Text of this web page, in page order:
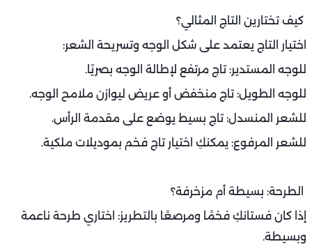
كيف تختارين التاج المثالي؟
اختيار التاج يعتمد على شكل الوجه وتسريحة الشعر:
للوجه المستدير: تاج مرتفع لإطالة الوجه بصريًا.
للوجه الطويل: تاج منخفض أو عريض ليوازن ملامح الوجه.
للشعر المنسدل: تاج بسيط يوضع على مقدمة الرأس.
للشعر المرفوع: يمكنكِ اختيار تاج فخم بموديلات ملكية.
الطرحة: بسيطة أم مزخرفة؟
إذا كان فستانكِ فخمًا ومرصعًا بالتطريز: اختاري طرحة ناعمة
وبسيطة.